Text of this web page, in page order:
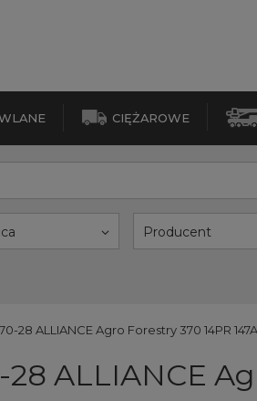
CIĘŻAROWE
Producent
28 ALLIANCE Agro Forestry 370 14PR
ALLIANCE